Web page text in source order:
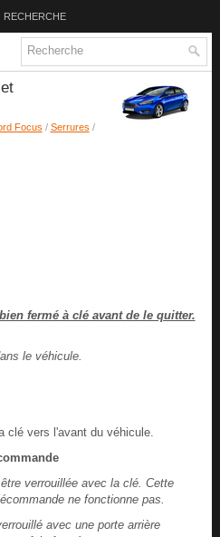
RECHERCHE
Focus / Serrures /
fermé à clé avant de le quitter.
le véhicule.
clé vers l'avant du véhicule.
verrouillée avec la clé. Cette
ne fonctionne pas.
avec une porte arrière